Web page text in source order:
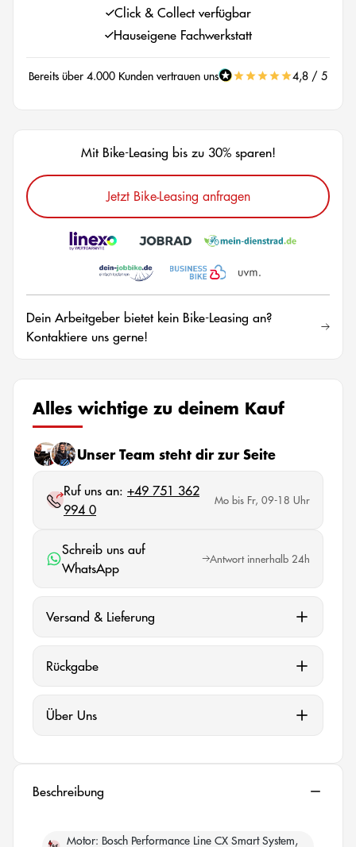
Click & Collect verfügbar
Hauseigene Fachwerkstatt
Bereits über 4.000 Kunden vertrauen uns 4,8 / 5
Mit Bike-Leasing bis zu 30% sparen!
Jetzt Bike-Leasing anfragen
Dein Arbeitgeber bietet kein Bike-Leasing an?
Kontaktiere uns gerne!
Alles wichtige zu deinem Kauf
Unser Team steht dir zur Seite
Ruf uns an: +49 751 362
994 0
Mo bis Fr, 09-18 Uhr
Schreib uns auf
WhatsApp
Antwort innerhalb 24h
Versand & Lieferung
Rückgabe
Über Uns
Beschreibung
Motor Bosch Performance Line CX Smart System,